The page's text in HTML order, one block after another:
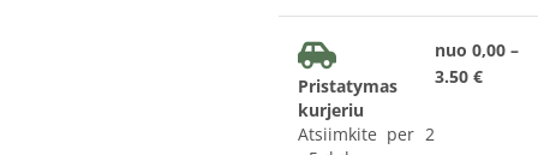
Pristatymas
kurjeriu
Atsiimkite per 2
nuo 0,00 –
3.50 €